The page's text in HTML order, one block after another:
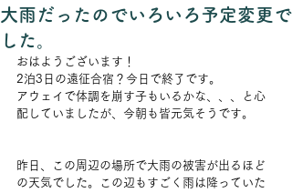
大雨だったのでいろいろ予定変更で
した。
おはようございます！
2泊3日の遠征合宿？今日で終了です。
アウェイで体調を崩す子もいるかな、、、と心
配していましたが、今朝も皆元気そうです。
昨日、この周辺の場所で大雨の被害が出るほど
の天気でした。この辺もすごく雨は降っていた